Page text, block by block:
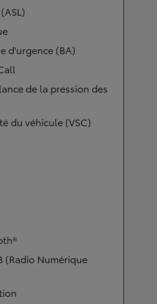
d'urgence (BA)
de la pression des
du véhicule (VSC)
(Radio Numérique